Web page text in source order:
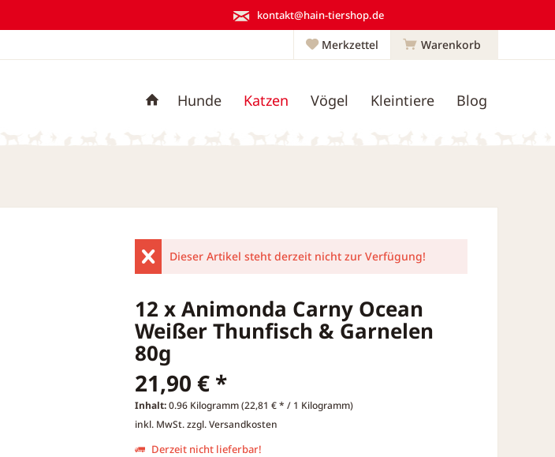
kontakt@hain-tiershop.de
Warenkorb
Merkzettel
Hunde Katzen Vögel Kleintiere Blog
Dieser Artikel steht derzeit nicht zur Verfügung!
12 x Animonda Carny Ocean
Weißer Thunfisch & Garnelen
80g
21,90 € *
Inhalt:0.96 Kilogramm (22,81 € * / 1 Kilogramm)
inkl. MwSt.zzgl. Versandkosten
Derzeit nicht lieferbar!